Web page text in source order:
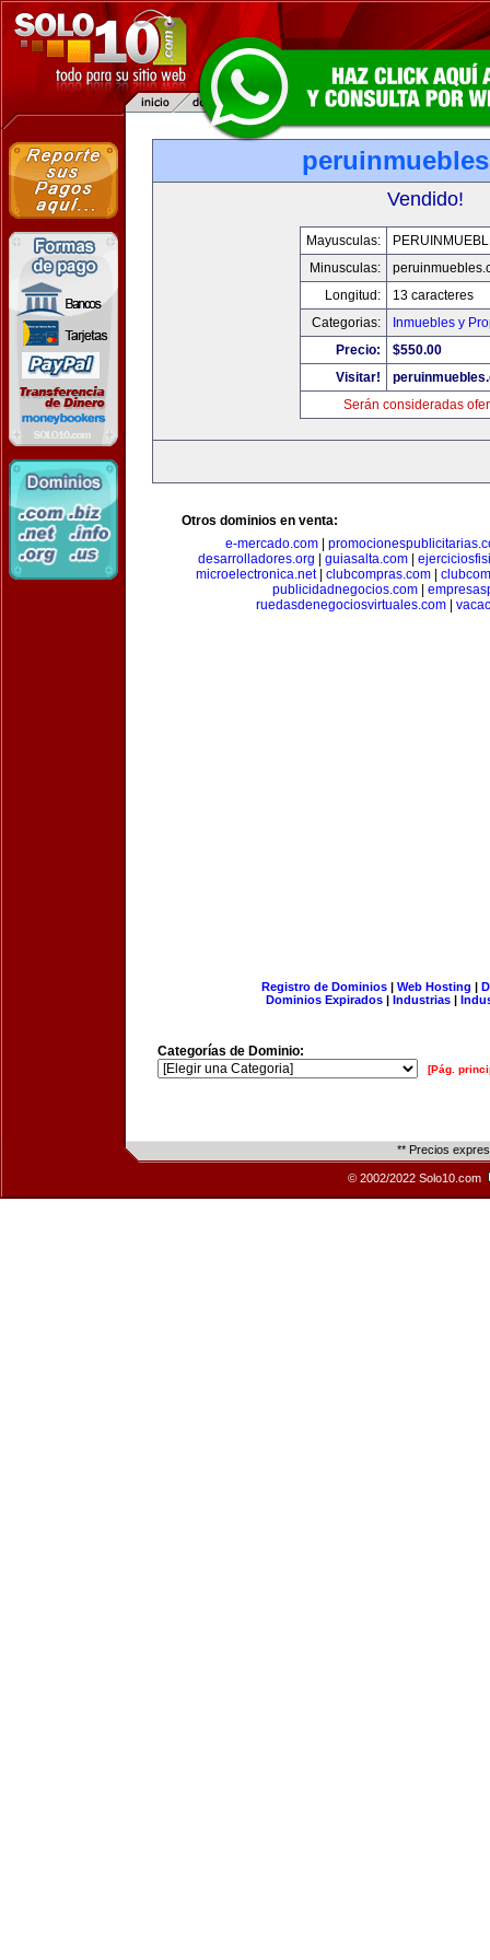
Vendido!
Mayusculas:
Minusculas:
Longitud:
13 caracteres
Categorias:
Inmuebles y
Precio:
$550.00
Visitar!
Serán consideradas
Otros dominios en venta:
e-mercado.com|
desarrolladores.org
guiasalta.com|
microelectronica.net| clubcompras.com
publicidadnegocios.com
ruedasdenegociosvirtuales.com|
Registro de Dominios| Web Hosting |
Dominios Expirados | Industrias |
Categorías de Dominio:
[Pág.
** Precios
© 2002/2022 Solo10.com